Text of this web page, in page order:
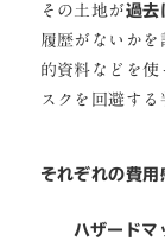
その土地が過去
履歴がないか
的資料などを使
スクを回避する
それぞれの費用
ハザードマ